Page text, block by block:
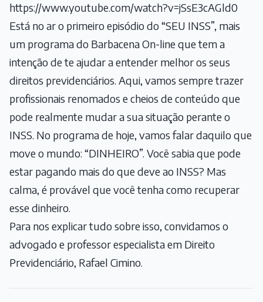
https://www.youtube.com/watch?v=jSsE3cAGld0
Está no ar o primeiro episódio do “SEU INSS”, mais
um programa do Barbacena On-line que tem a
intenção de te ajudar a entender melhor os seus
direitos previdenciários. Aqui, vamos sempre trazer
profissionais renomados e cheios de conteúdo que
pode realmente mudar a sua situação perante o
INSS. No programa de hoje, vamos falar daquilo que
move o mundo: “DINHEIRO”. Você sabia que pode
estar pagando mais do que deve ao INSS? Mas
calma, é provável que você tenha como recuperar
esse dinheiro.
Para nos explicar tudo sobre isso, convidamos o
advogado e professor especialista em Direito
Previdenciário, Rafael Cimino.